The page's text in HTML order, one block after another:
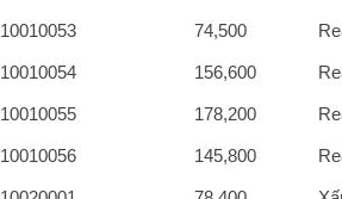
10010053 74,500
10010054 156,600
10010055 178,200
10010056 145,800